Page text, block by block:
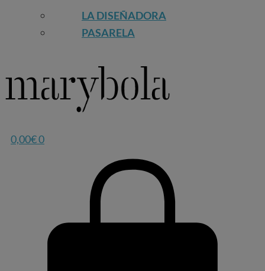
LA DISEÑADORA
PASARELA
0,00€0